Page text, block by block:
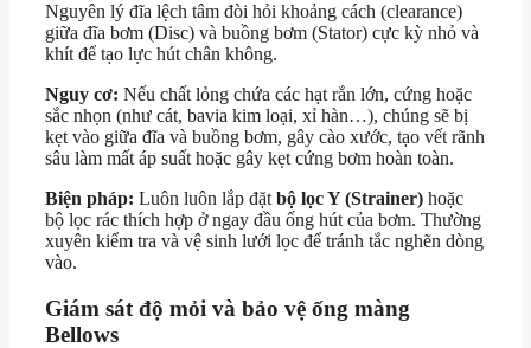
Nguyên lý đĩa lệch tâm đòi hỏi khoảng cách (clearance)
giữa đĩa bơm (Disc) và buồng bơm (Stator) cực kỳ nhỏ và
khít để tạo lực hút chân không.
Nguy cơ: Nếu chất lỏng chứa các hạt rắn lớn, cứng hoặc
sắc nhọn (như cát, bavia kim loại, xỉ hàn…), chúng sẽ bị
kẹt vào giữa đĩa và buồng bơm, gây cào xước, tạo vết rãnh
sâu làm mất áp suất hoặc gây kẹt cứng bơm hoàn toàn.
Biện pháp: Luôn luôn lắp đặt bộ lọc Y (Strainer) hoặc
bộ lọc rác thích hợp ở ngay đầu ống hút của bơm. Thường
xuyên kiểm tra và vệ sinh lưới lọc để tránh tắc nghẽn dòng
vào.
Giám sát độ mỏi và bảo vệ ống màng
Bellows